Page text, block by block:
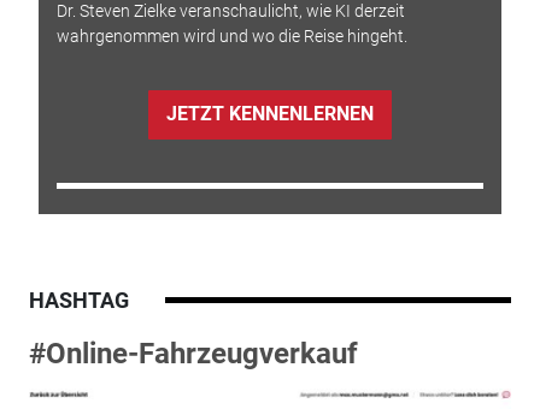
Dr. Steven Zielke veranschaulicht, wie KI derzeit
wahrgenommen wird und wo die Reise hingeht.
JETZT KENNENLERNEN
HASHTAG
#Online-Fahrzeugverkauf